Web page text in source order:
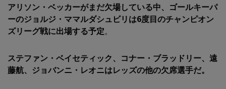
アリソン・ベッカーがまだ欠場している中、 ゴールキーパ
ーのジョルジ・ママルダシュビリは6度目のチャンピオン
ズリーグ戦に出場する予定。
ステファン・ベイセティック、コナー・ブラッドリー、遠
藤航、ジョバンニ・レオニはレッズの他の欠席選手だ。